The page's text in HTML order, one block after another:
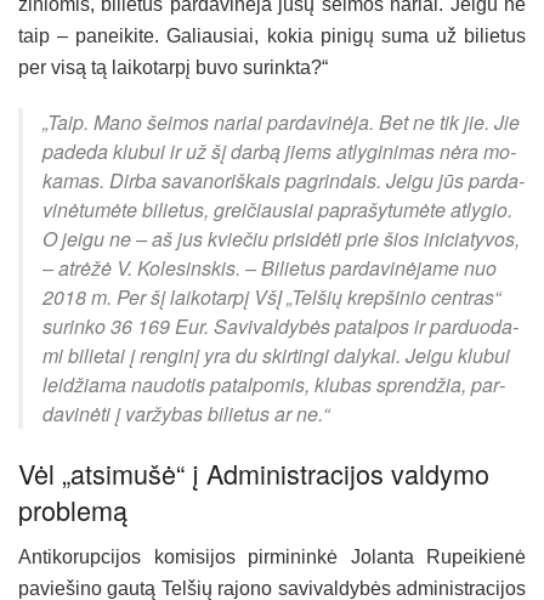
ži­nio­mis, bi­lie­tus par­da­vi­nė­ja jū­sų šei­mos na­riai. Jei­gu ne
taip – pa­nei­ki­te. Ga­liau­siai, ko­kia pi­ni­gų su­ma už bi­lie­tus
per vi­są tą lai­ko­tar­pį bu­vo su­rink­ta?“
„Taip. Ma­no šei­mos na­riai par­da­vi­nė­ja. Bet ne tik jie. Jie
pa­de­da klu­bui ir už šį dar­bą jiems at­ly­gi­ni­mas nė­ra mo­
ka­mas. Dir­ba sa­va­no­riš­kais pa­grin­dais. Jei­gu jūs par­da­
vi­nė­tu­mė­te bi­lie­tus, grei­čiau­siai pa­pra­šy­tu­mė­te at­ly­gio.
O jei­gu ne – aš jus kvie­čiu pri­si­dė­ti prie šios ini­cia­ty­vos,
– at­rė­žė V. Ko­le­sins­kis. – Bi­lie­tus par­da­vi­nė­ja­me nuo
2018 m. Per šį lai­ko­tar­pį VšĮ „Tel­šių krep­ši­nio cent­ras“
su­rin­ko 36 169 Eur. Sa­vi­val­dy­bės pa­tal­pos ir par­duo­da­
mi bi­lie­tai į ren­gi­nį yra du skir­tin­gi da­ly­kai. Jei­gu klu­bui
lei­džia­ma nau­do­tis pa­tal­po­mis, klu­bas spren­džia, par­
da­vi­nė­ti į var­žy­bas bi­lie­tus ar ne.“
Vėl „at­si­mu­šė“ į Ad­mi­nist­ra­ci­jos val­dy­mo
pro­ble­mą
An­ti­ko­rup­ci­jos ko­mi­si­jos pir­mi­nin­kė Jo­lan­ta Ru­pei­kie­nė
pa­vie­ši­no gau­tą Tel­šių ra­jo­no sa­vi­val­dy­bės ad­mi­nist­ra­ci­jos